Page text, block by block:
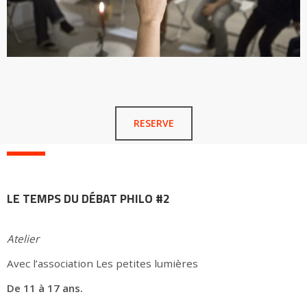
RESERVE
LE TEMPS DU DÉBAT PHILO #2
Atelier
Avec l’association Les petites lumières
De 11 à 17 ans.